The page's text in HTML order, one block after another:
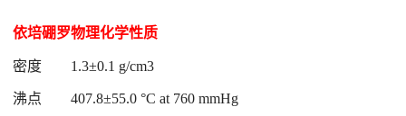
依培硼罗物理化学性质
密度 1.3±0.1 g/cm3
沸点 407.8±55.0 °C at 760 mmHg